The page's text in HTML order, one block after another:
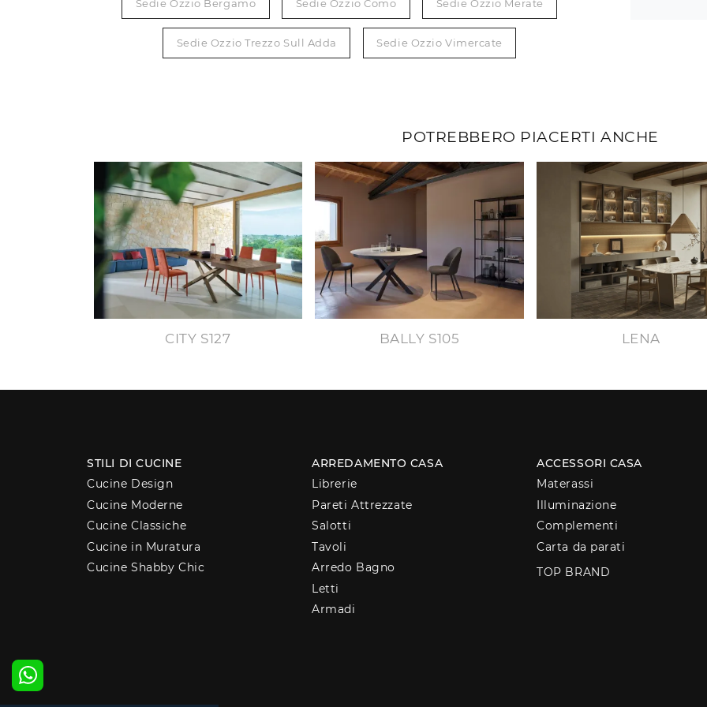
Sedie Ozzio Bergamo Sedie Ozzio Como Sedie Ozzio Merate
Sedie Ozzio Trezzo Sull Adda Sedie Ozzio Vimercate
POTREBBERO PIACERTI ANCHE
CITY S127 BALLY S105 LENA
STILI DI CUCINE
Cucine Design
Cucine Moderne
Cucine Classiche
Cucine in Muratura
Cucine Shabby Chic
ARREDAMENTO CASA
Librerie
Pareti Attrezzate
Salotti
Tavoli
Arredo Bagno
Letti
Armadi
ACCESSORI CASA
Materassi
Illuminazione
Complementi
Carta da parati
TOP BRAND